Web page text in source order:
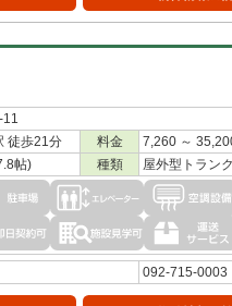
11
徒歩21分 料金
7,260 ～
帖) 種類
屋外型トラン
092-715-0003